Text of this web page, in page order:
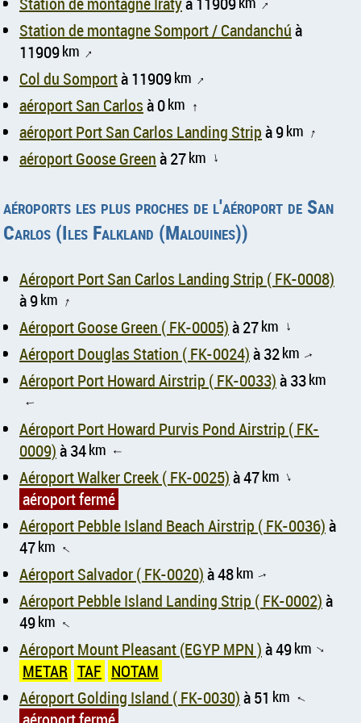
↑
Station de montagne Somport / Candanchúà
11909km ↑
Col du Somportà 11909km ↑
aéroport San Carlosà 0km ↑
aéroport Port San Carlos Landing Stripà 9km ↑
aéroport Goose Greenà 27km ↑
aéroports les plus proches de l'aéroport de San
Carlos (Iles Falkland (Malouines))
Aéroport Port San Carlos Landing Strip ( FK-0008)
à 9km ↑
Aéroport Goose Green ( FK-0005)à 27km ↑
Aéroport Douglas Station ( FK-0024)à 32km ↑
Aéroport Port Howard Airstrip ( FK-0033)à 33km
↑
Aéroport Port Howard Purvis Pond Airstrip ( FK-
0009)à 34km ↑
Aéroport Walker Creek ( FK-0025)à 47km ↑
aéroport fermé
Aéroport Pebble Island Beach Airstrip ( FK-0036)à
47km ↑
Aéroport Salvador ( FK-0020)à 48km ↑
Aéroport Pebble Island Landing Strip ( FK-0002)à
49km ↑
Aéroport Mount Pleasant (EGYP MPN )à 49km ↑
METAR TAF NOTAM
Aéroport Golding Island ( FK-0030)à 51 km ↑